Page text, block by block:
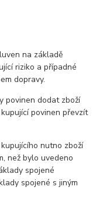
na základě
riziko a případné
dopravy.
dodat zboží
povinen převzít
nutno zboží
než bylo uvedeno
spojené
spojené s jiným